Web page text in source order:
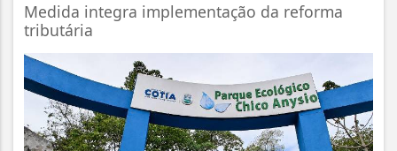
Medida integra implementação da reforma
tributária